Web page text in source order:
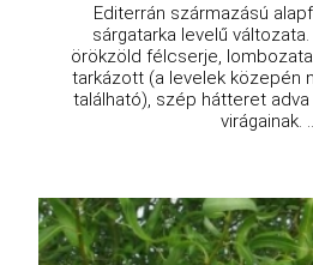
Editerrán származású
sárgatarka levelű
örökzöld félcserje,
tarkázott (a levelek közepén
található), szép hátteret
virágainak.